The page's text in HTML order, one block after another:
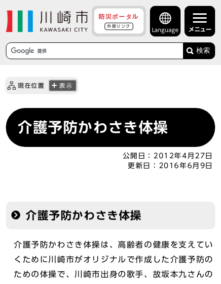
防災ポータル
外部リンク
Language メニュー
検索
現在位置 表示
介護予防かわさき体操
公開日： 2012年4月27日
更新日：
2016年6月9日
介護予防かわさき体操
介護予防かわさき体操は、高齢者の健康を支えてい
くために川崎市がオリジナルで作成した介護予防の
ための体操で、川崎市出身の歌手、故坂本九さんの